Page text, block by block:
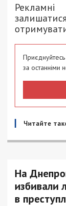
за останніми
Читайте
На
избивали
в